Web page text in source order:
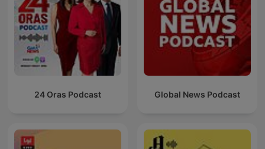
24 Oras Podcast Global News Podcast